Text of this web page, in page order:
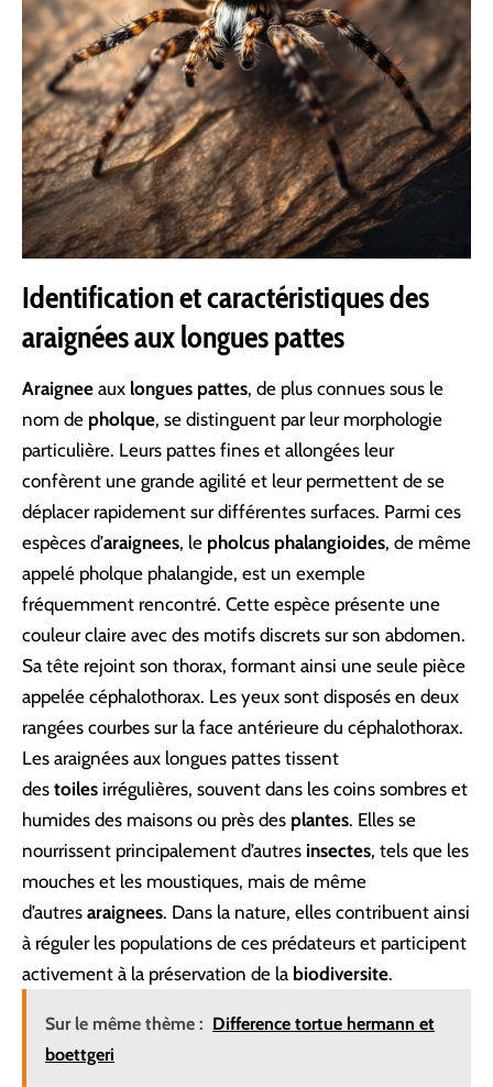
Identification et caractéristiques des
araignées aux longues pattes
Araignee aux longues pattes, de plus connues sous le
nom de pholque, se distinguent par leur morphologie
particulière. Leurs pattes fines et allongées leur
confèrent une grande agilité et leur permettent de se
déplacer rapidement sur différentes surfaces. Parmi ces
espèces d’araignees, le pholcus phalangioides, de même
appelé pholque phalangide, est un exemple
fréquemment rencontré. Cette espèce présente une
couleur claire avec des motifs discrets sur son abdomen.
Sa tête rejoint son thorax, formant ainsi une seule pièce
appelée céphalothorax. Les yeux sont disposés en deux
rangées courbes sur la face antérieure du céphalothorax.
Les araignées aux longues pattes tissent
des toiles irrégulières, souvent dans les coins sombres et
humides des maisons ou près des plantes. Elles se
nourrissent principalement d’autres insectes, tels que les
mouches et les moustiques, mais de même
d’autres araignees. Dans la nature, elles contribuent ainsi
à réguler les populations de ces prédateurs et participent
activement à la préservation de la biodiversite.
Sur le même thème : Difference tortue hermann et
boettgeri